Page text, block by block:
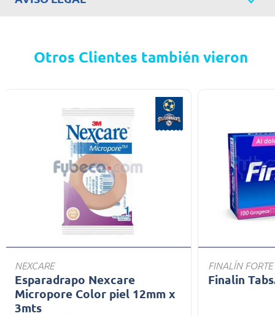
Otros Clientes también vieron
NEXCARE
Esparadrapo Nexcare
Micropore Color piel 12mm x
3mts
FINALÍN FORTE
Finalin